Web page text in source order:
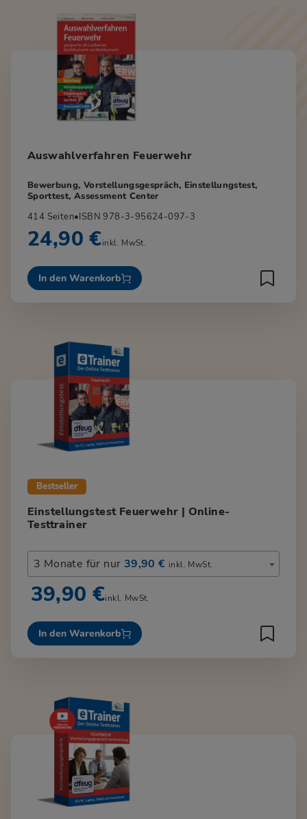
Auswahlverfahren Feuerwehr
Bewerbung, Vorstellungsgespräch, Einstellungstest,
Sporttest, Assessment Center
414 Seiten•ISBN 978-3-95624-097-3
24,90 €inkl. MwSt.
In den Warenkorb
Bestseller
Einstellungstest Feuerwehr | Online-
Testtrainer
3 Monate für nur 39,90 € inkl. MwSt.
39,90 €inkl. MwSt.
In den Warenkorb